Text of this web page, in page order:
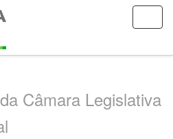
Câmara Legislativa